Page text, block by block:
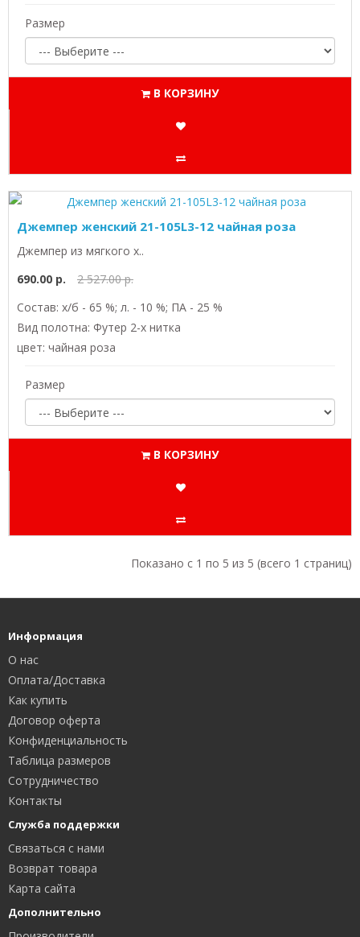
Размер
В КОРЗИНУ
Джемпер женский 21-105L3-12 чайная роза
Джемпер из мягкого х..
690.00 р.
2 527.00 р.
Состав: х/б - 65 %; л. - 10 %; ПА - 25 %
Вид полотна: Футер 2-х нитка
цвет: чайная роза
Размер
В КОРЗИНУ
Показано с 1 по 5 из 5 (всего 1 страниц)
Информация
О нас
Оплата/Доставка
Как купить
Договор оферта
Конфиденциальность
Таблица размеров
Сотрудничество
Контакты
Служба поддержки
Связаться с нами
Возврат товара
Карта сайта
Дополнительно